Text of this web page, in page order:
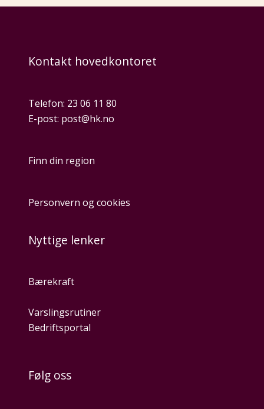
Kontakt hovedkontoret
Telefon: 23 06 11 80
E-post: post@hk.no
Finn din region
Personvern og cookies
Nyttige lenker
Bærekraft
Varslingsrutiner
Bedriftsportal
Følg oss